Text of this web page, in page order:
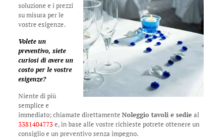
soluzione e i prezzi
su misura per le
vostre esigenze.
Volete un
preventivo, siete
curiosi di avere un
costo per le vostre
esigenze?
Niente di più
semplice e
immediato; chiamate direttamente Noleggio tavoli e sedie al
3381404773e, in base alle vostre richieste potrete ottenere un
consiglio e un preventivo senza impegno.